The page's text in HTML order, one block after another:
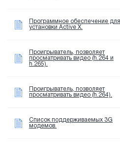
Программное обеспечение для
установки Active X.
Проигрыватель, позволяет
просматривать видео (h.264 и
h.265).
Проигрыватель, позволяет
просматривать видео (h.264).
Список поддерживаемых 3G
модемов.